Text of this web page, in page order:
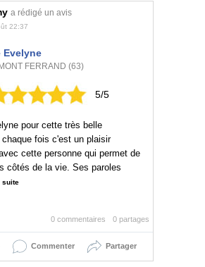
a rédigé un avis
22:37
Evelyne
FERRAND (63)
5/5
pour cette très belle
chaque fois c'est un plaisir
cette personne qui permet de
côtés de la vie. Ses paroles
suite
0 partages
0 commentaires
Commenter Partager